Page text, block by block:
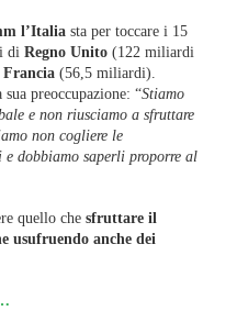
l’Italia sta per toccare i 15
di Regno Unito (122 miliardi
Francia (56,5 miliardi).
preoccupazione: “Stiamo
e non riusciamo a sfruttare
non cogliere le
dobbiamo saperli proporre al
quello che sfruttare il
usufruendo anche dei